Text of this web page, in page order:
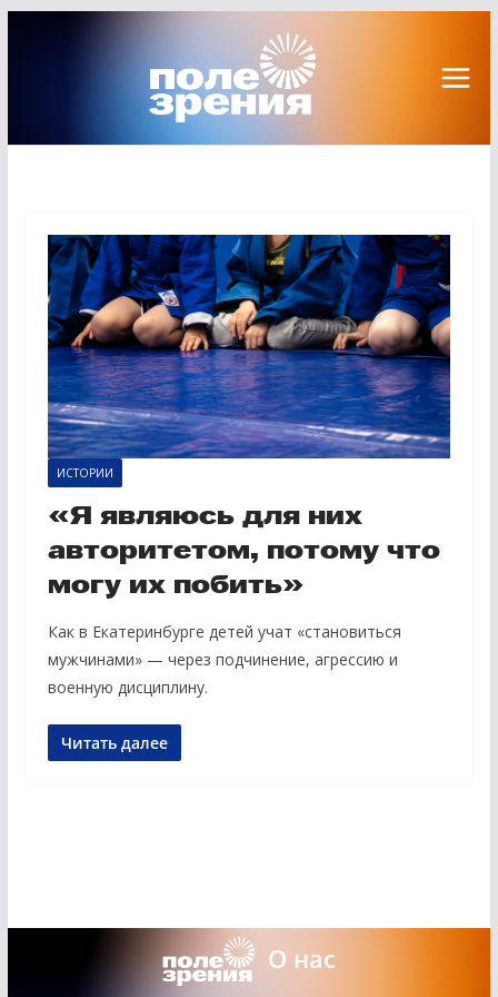
ИСТОРИИ
«Я являюсь для них
авторитетом, потому что
могу их побить»
Как в Екатеринбурге детей учат «становиться
мужчинами» — через подчинение, агрессию и
военную дисциплину.
Читать далее
О нас